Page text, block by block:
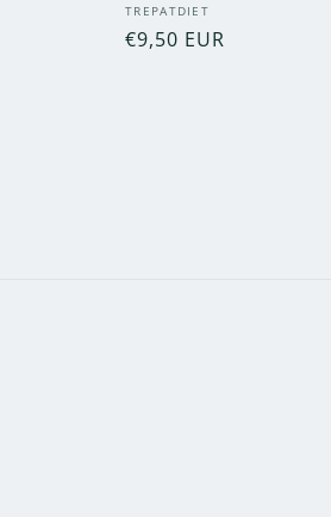
Proveedor:
TREPATDIET
Precio
€9,50 EUR